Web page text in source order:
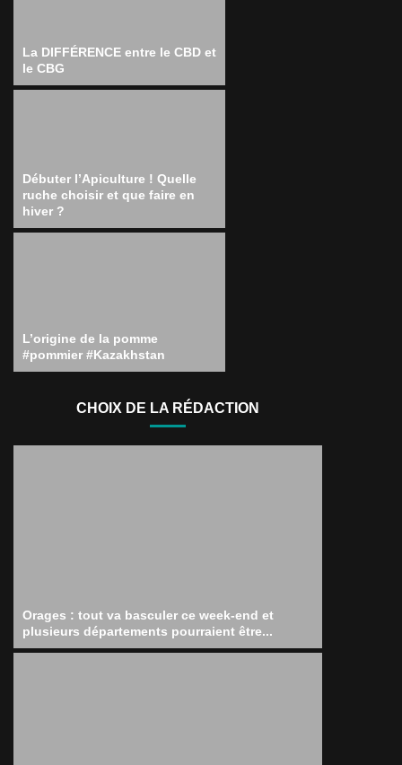
La DIFFÉRENCE entre le CBD et
le CBG
Débuter l’Apiculture ! Quelle
ruche choisir et que faire en
hiver ?
L’origine de la pomme
#pommier #Kazakhstan
CHOIX DE LA RÉDACTION
Orages : tout va basculer ce week-end et
plusieurs départements pourraient être...